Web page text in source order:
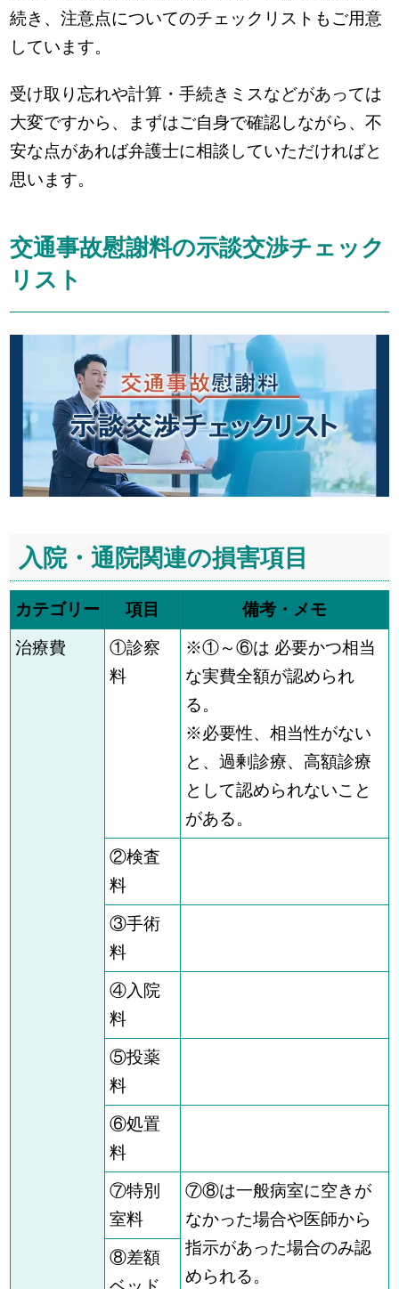
続き、注意点についてのチェックリストもご用意
しています。
受け取り忘れや計算・手続きミスなどがあっては
大変ですから、まずはご自身で確認しながら、不
安な点があれば弁護士に相談していただければと
思います。
交通事故慰謝料の示談交渉チェック
リスト
入院・通院関連の損害項目
カテゴリー 項目 備考・メモ
治療費
①診察
料
※①～⑥は 必要かつ相当
な実費全額が認められ
る。
※必要性、相当性がない
と、過剰診療、高額診療
として認められないこと
がある。
②検査
料
③手術
料
④入院
料
⑤投薬
料
⑥処置
料
⑦特別
室料
⑦⑧は一般病室に空きが
なかった場合や医師から
指示があった場合のみ認
められる。
⑧差額